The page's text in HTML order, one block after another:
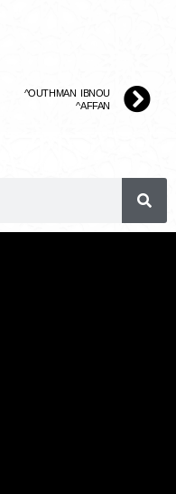
^OUTHMAN IBNOU
^AFFAN